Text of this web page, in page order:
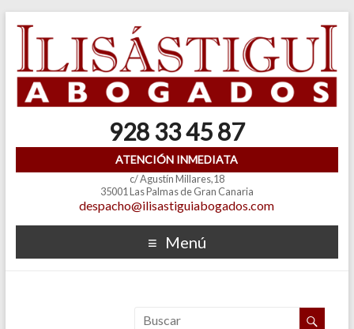
928 33 45 87
ATENCIÓN INMEDIATA
c/ Agustín Millares,18
35001 Las Palmas de Gran Canaria
despacho@ilisastiguiabogados.com
Menú